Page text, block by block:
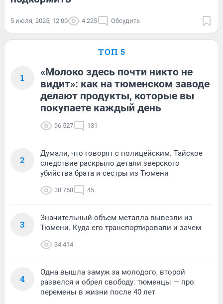
5 июля, 2025, 12:00 4 225 Обсудить
ТОП 5
1
«Молоко здесь почти никто не
видит»: как на тюменском заводе
делают продукты, которые вы
покупаете каждый день
96 527 131
2
Думали, что говорят с полицейским. Тайское
следствие раскрыло детали зверского
убийства брата и сестры из Тюмени
38 758 45
3
Значительный объем металла вывезли из
Тюмени. Куда его транспортировали и зачем
34 414
4
Одна вышла замуж за молодого, второй
развелся и обрел свободу: тюменцы — про
перемены в жизни после 40 лет